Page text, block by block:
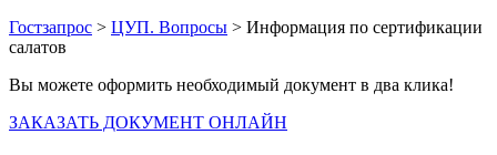
Гостзапрос > ЦУП. Вопросы > Информация по сертификации
салатов
Вы можете оформить необходимый документ в два клика!
ЗАКАЗАТЬ ДОКУМЕНТ ОНЛАЙН